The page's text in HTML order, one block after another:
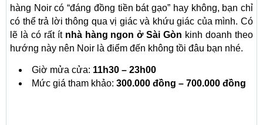
hàng Noir có “đáng đồng tiền bát gạo” hay không, bạn chỉ
có thể trả lời thông qua vị giác và khứu giác của mình. Có
lẽ là có rất ít nhà hàng ngon ở Sài Gòn kinh doanh theo
hướng này nên Noir là điểm đến không tồi đâu bạn nhé.
Giờ mửa cửa: 11h30 – 23h00
Mức giá tham khảo: 300.000 đồng – 700.000 đồng